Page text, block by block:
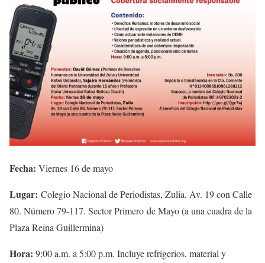
Fecha: Viernes 16 de mayo
Lugar: Colegio Nacional de Periodistas, Zulia. Av. 19 con Calle
80. Número 79-117. Sector Primero de Mayo (a una cuadra de la
Plaza Reina Guillermina)
Hora: 9:00 a.m. a 5:00 p.m. Incluye refrigerios, material y